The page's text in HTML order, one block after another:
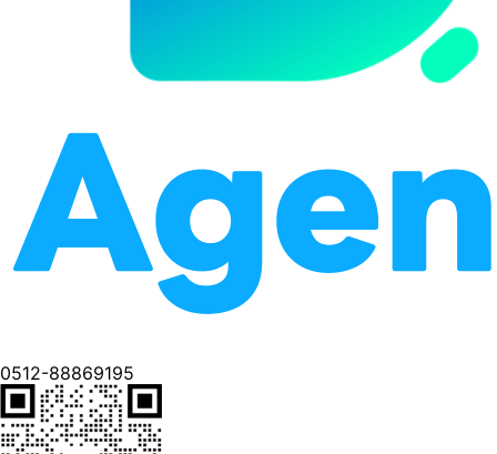
0512-88869195